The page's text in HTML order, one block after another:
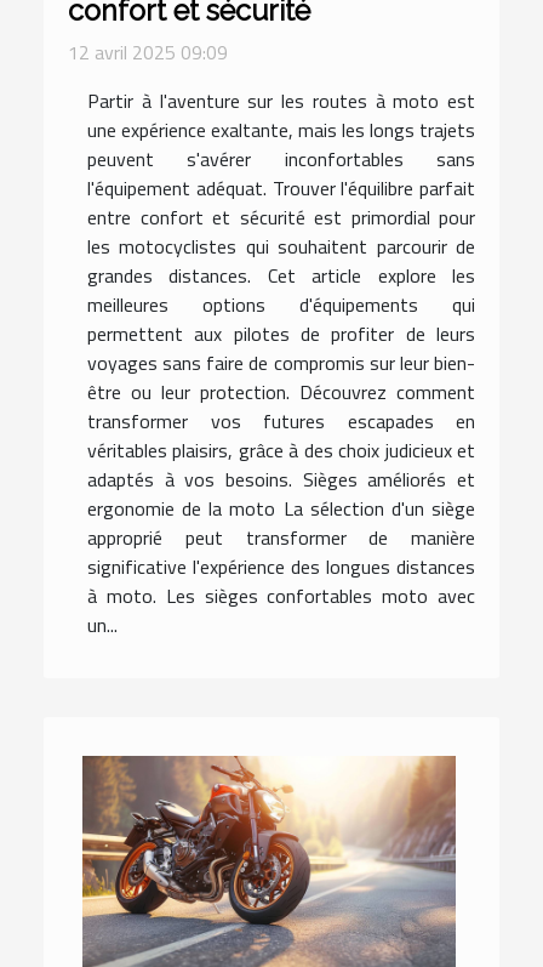
confort et sécurité
12 avril 2025 09:09
Partir à l'aventure sur les routes à moto est
une expérience exaltante, mais les longs trajets
peuvent s'avérer inconfortables sans
l'équipement adéquat. Trouver l'équilibre parfait
entre confort et sécurité est primordial pour
les motocyclistes qui souhaitent parcourir de
grandes distances. Cet article explore les
meilleures options d'équipements qui
permettent aux pilotes de profiter de leurs
voyages sans faire de compromis sur leur bien-
être ou leur protection. Découvrez comment
transformer vos futures escapades en
véritables plaisirs, grâce à des choix judicieux et
adaptés à vos besoins. Sièges améliorés et
ergonomie de la moto La sélection d'un siège
approprié peut transformer de manière
significative l'expérience des longues distances
à moto. Les sièges confortables moto avec
un...